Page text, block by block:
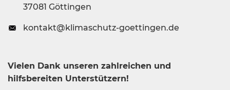
37081 Göttingen
kontakt@klimaschutz-goettingen.de
Vielen Dank unseren zahlreichen und
hilfsbereiten Unterstützern!